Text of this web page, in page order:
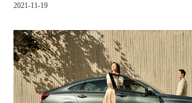
2021-11-19